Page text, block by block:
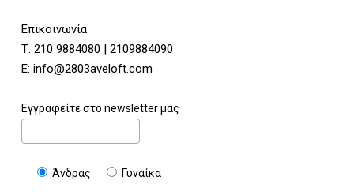
Επικοινωνία
Τ: 210 9884080 | 2109884090
E: info@2803aveloft.com
Εγγραφείτε στο newsletter μας
Άνδρας Γυναίκα